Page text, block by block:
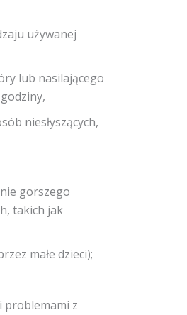
używanej
lub nasilającego
niesłyszących,
gorszego
takich jak
małe dzieci);
problemami z